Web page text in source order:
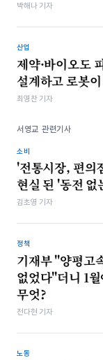
박해나 기자
산업
제약·바이오도
설계하고 로봇
최영찬 기자
서영교 관련기사
소비
'전통시장, 편
현실 된 '동전 없
김초영 기자
정책
기재부 "양평고
없었다"더니 1
무엇?
전다현 기자
노동